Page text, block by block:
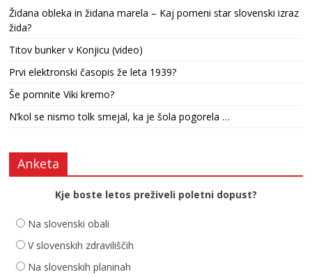
Židana obleka in židana marela – Kaj pomeni star slovenski izraz
žida?
Titov bunker v Konjicu (video)
Prvi elektronski časopis že leta 1939?
Še pomnite Viki kremo?
N’kol se nismo tolk smejal, ka je šola pogorela …
Anketa
Kje boste letos preživeli poletni dopust?
Na slovenski obali
V slovenskih zdraviliščih
Na slovenskih planinah